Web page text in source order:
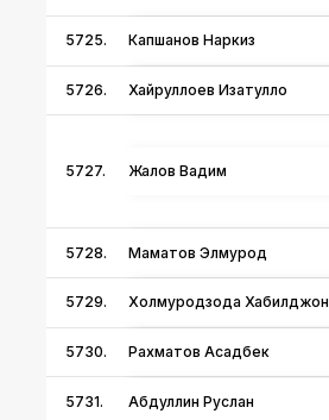
5725. Капшанов Наркиз
5726. Хайруллоев Изатулло
5727. Жалов Вадим
5728. Маматов Элмурод
5729. Холмуродзода Хабилджон
5730. Рахматов Асадбек
5731. Абдуллин Руслан